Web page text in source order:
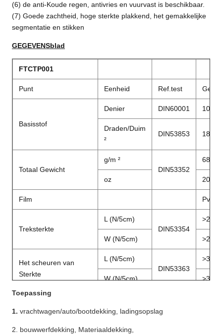
(6) de anti-Koude regen, antivries en vuurvast is beschikbaar.
(7) Goede zachtheid, hoge sterkte plakkend, het gemakkelijke
segmentatie en stikken
GEGEVENSblad
FTCTP001
Punt Eenheid Ref.test
Basisstof
Denier DIN60001
Draden/Duim
²
DIN53853 18*18
Totaal Gewicht
g/m ²
DIN53352
680
oz 20
Film Pvc
Treksterkte
L (N/5cm)
DIN53354
>2300
W (N/5cm) >2300
Het scheuren van
Sterkte
L (N/5cm)
DIN53363
>350
W (N/5cm) >350
Schilsterkte
Toepassing
1. vrachtwagen/auto/bootdekking, ladingsopslag
2. bouwwerfdekking, Materiaaldekking,